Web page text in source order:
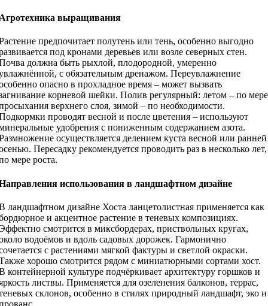
выращивания
предпочитает полутень или тень, особенно выгодно
под кронами деревьев или возле северных стен.
должна быть рыхлой, плодородной, умеренно
с обязательным дренажом. Переувлажнение
опасно в прохладное время – может вызвать
корневой шейки. Полив регулярный: летом – по мере
верхнего слоя, зимой – по необходимости.
проводят весной и после цветения – используют
удобрения с пониженным содержанием азота.
осуществляется делением куста весной или ранней
Пересадку рекомендуется проводить раз в несколько лет,
мере роста.
использования в ландшафтном дизайне
ландшафтном дизайне Хоста ланцетолистная применяется как
и акцентное растение в теневых композициях.
смотрится в миксбордерах, приствольных кругах,
водоёмов и вдоль садовых дорожек. Гармонично
с растениями мягкой фактуры и светлой окраски.
хорошо смотрится рядом с миниатюрными сортами хост.
контейнерной культуре подчёркивает архитектуру горшков и
листвы. Применяется для озеленения балконов, террас,
склонов, особенно в стилях природный ландшафт, эко и